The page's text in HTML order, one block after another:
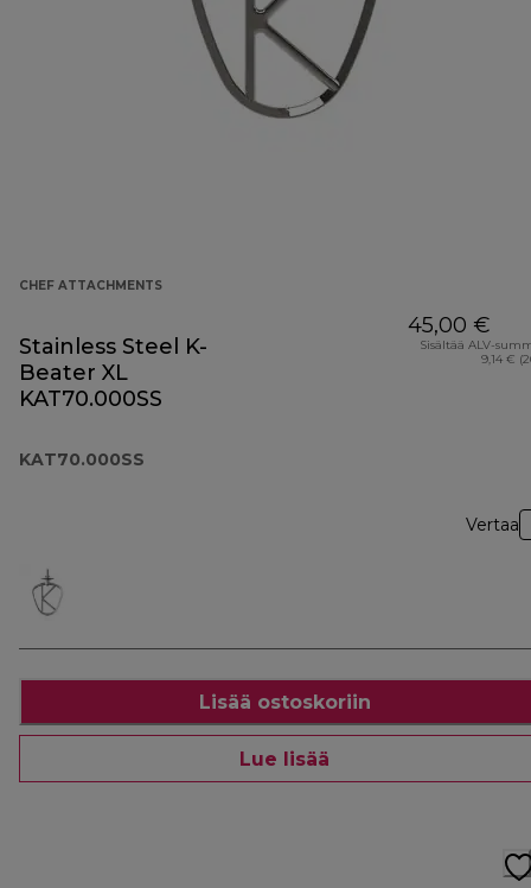
CHEF ATTACHMENTS
Stainless Steel K-
Beater XL
KAT70.000SS
KAT70.000SS
45,00 €
Sisältää ALV-
9,14 €
Vertaa
Lisää ostoskoriin
Lue lisää